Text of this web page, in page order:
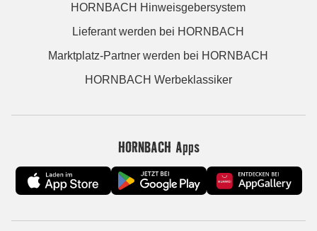
HORNBACH Hinweisgebersystem
Lieferant werden bei HORNBACH
Marktplatz-Partner werden bei HORNBACH
HORNBACH Werbeklassiker
HORNBACH Apps